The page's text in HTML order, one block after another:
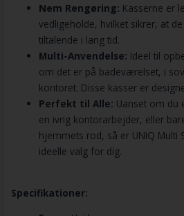
Nem Rengøring: Kasserne er
vedligeholde, hvilket sikrer, at
tiltalende i lang tid.
Multi-Anvendelse: Ideel til
om det er på badeværelset, i
kontoret. Disse kasser er
Perfekt til Alle: Uanset om du
en ivrig kontorarbejder, eller
hjemmets rod, så er UNIQ Multi
ideelle valg for dig.
Specifikationer: